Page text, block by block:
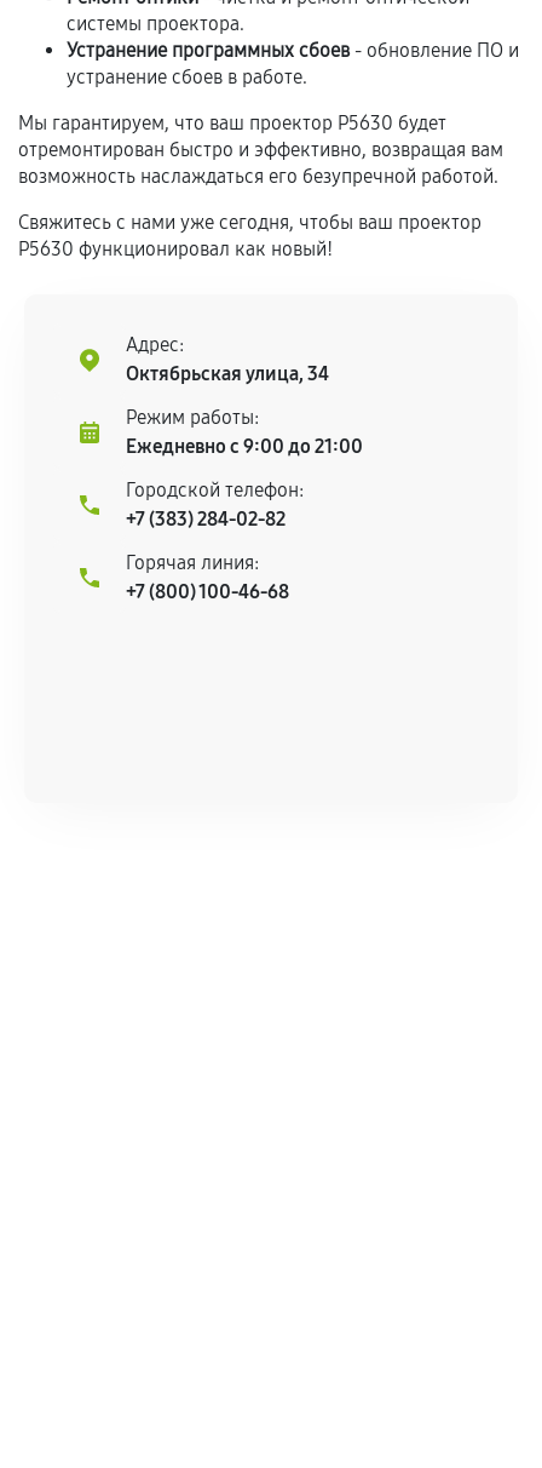
Если комплектующие куплены
самостоятельно
Гарантия на выполненные работы может
сохраняться полностью или частично, если
соблюдены следующие условия:
техническим параметрам и не имеют внешних
дефектов.
центром.
При этом гарантия на сами комплектующие
остается на стороне производителя или
продавца. За качество сторонних деталей
сервисный центр ответственности не несет.
системы проектора.
Устранение программных сбоев- обновление ПО и
устранение сбоев в работе.
Мы гарантируем, что ваш проектор P5630 будет
отремонтирован быстро и эффективно, возвращая вам
возможность наслаждаться его безупречной работой.
Свяжитесь с нами уже сегодня, чтобы ваш проектор
P5630 функционировал как новый!
Адрес:
Октябрьская улица, 34
Режим работы:
Ежедневно с 9:00 до 21:00
Городской телефон:
+7 (383) 284-02-82
Горячая линия:
+7 (800) 100-46-68